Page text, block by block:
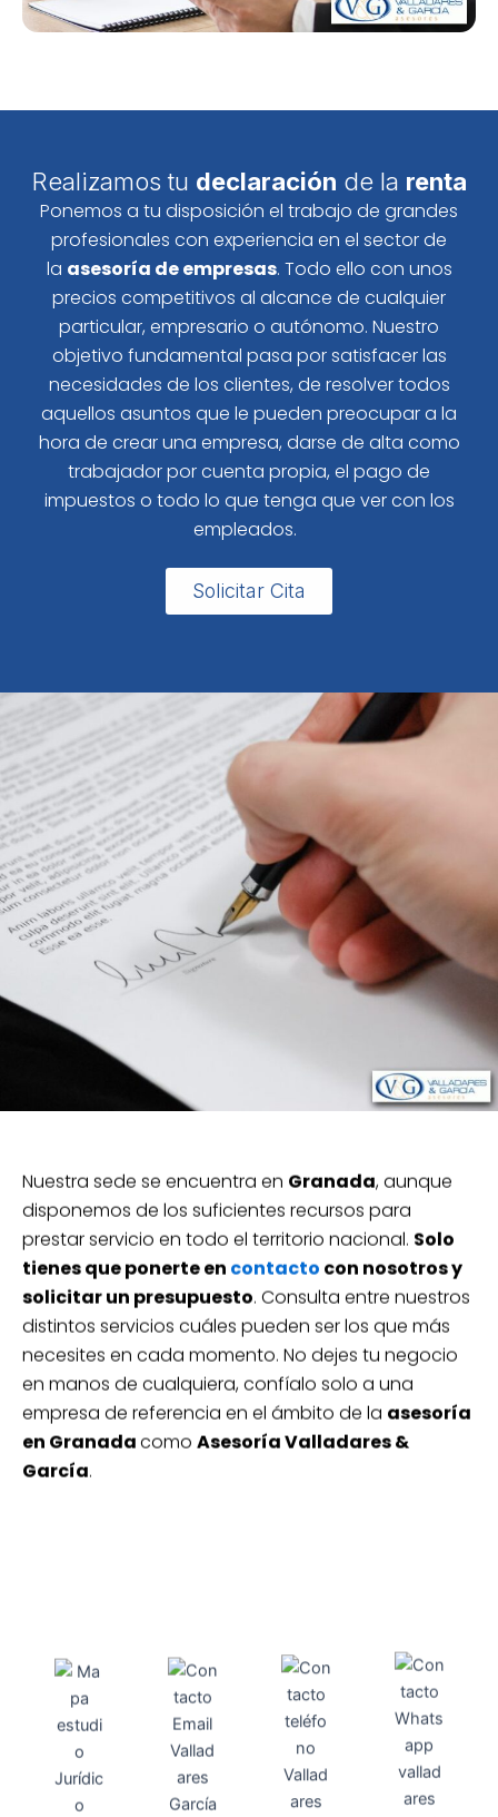
Realizamos tu declaración de la renta
Ponemos a tu disposición el trabajo de grandes
profesionales con experiencia en el sector de
la asesoría de empresas. Todo ello con unos
precios competitivos al alcance de cualquier
particular, empresario o autónomo. Nuestro
objetivo fundamental pasa por satisfacer las
necesidades de los clientes, de resolver todos
aquellos asuntos que le pueden preocupar a la
hora de crear una empresa, darse de alta como
trabajador por cuenta propia, el pago de
impuestos o todo lo que tenga que ver con los
empleados.
Solicitar Cita
Nuestra sede se encuentra en Granada, aunque
disponemos de los suficientes recursos para
prestar servicio en todo el territorio nacional. Solo
tienes que ponerte en contacto con nosotros y
solicitar un presupuesto. Consulta entre nuestros
distintos servicios cuáles pueden ser los que más
necesites en cada momento. No dejes tu negocio
en manos de cualquiera, confíalo solo a una
empresa de referencia en el ámbito de la asesoría
en Granadacomo Asesoría Valladares &
García.